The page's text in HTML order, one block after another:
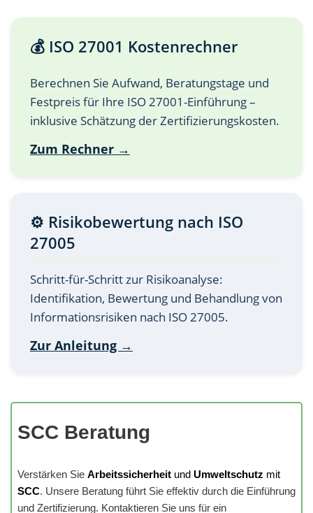
💰 ISO 27001 Kostenrechner
Berechnen Sie Aufwand, Beratungstage und
Festpreis für Ihre ISO 27001-Einführung –
inklusive Schätzung der Zertifizierungskosten.
Zum Rechner →
⚙️ Risikobewertung nach ISO
27005
Schritt-für-Schritt zur Risikoanalyse:
Identifikation, Bewertung und Behandlung von
Informationsrisiken nach ISO 27005.
Zur Anleitung →
SCC Beratung
Verstärken Sie Arbeitssicherheit und Umweltschutz mit
SCC. Unsere Beratung führt Sie effektiv durch die Einführung
und Zertifizierung. Kontaktieren Sie uns für ein